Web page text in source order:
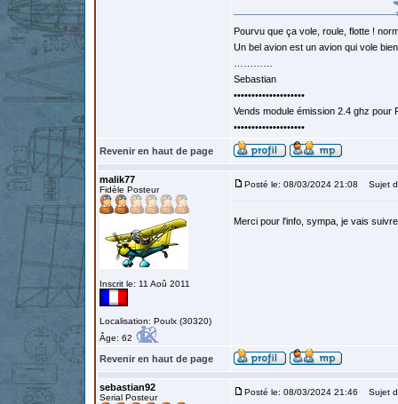
Pourvu que ça vole, roule, flotte !
Un bel avion est un avion qui vole
Sebastian
••••••••••••••••••••
Vends module émission 2.4 ghz
••••••••••••••••••••
Revenir en haut de page
malik77
Fidèle Posteur
Inscrit le: 11 Aoû 2011
Localisation: Poulx (30320)
Âge: 62
Posté le: 08/03/2024 21:08 Sujet
Merci pour l'info, sympa, je vais
Revenir en haut de page
sebastian92
Serial Posteur
Posté le: 08/03/2024 21:46 Sujet